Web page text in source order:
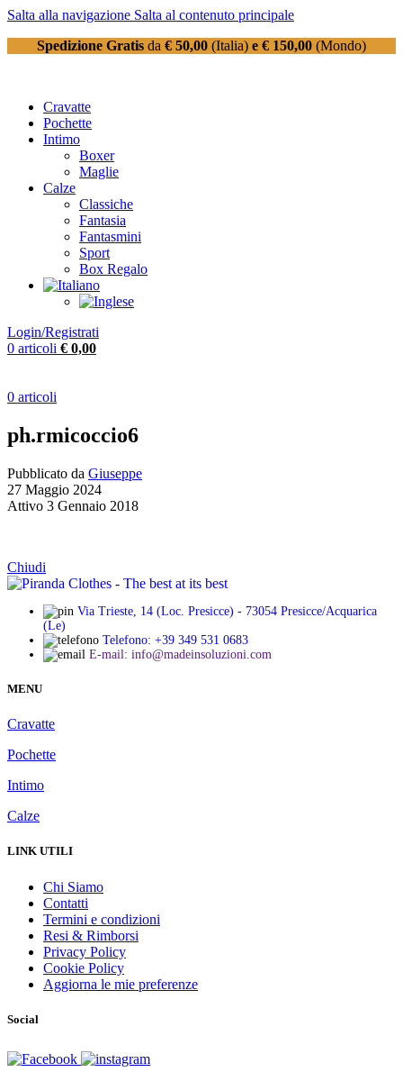
Salta alla navigazione Salta al contenuto principale
Spedizione Gratis da € 50,00 (Italia) e € 150,00 (Mondo)
Cravatte
Pochette
Intimo
Boxer
Maglie
Calze
Classiche
Fantasia
Fantasmini
Sport
Box Regalo
Login/Registrati
0 articoli € 0,00
0 articoli
ph.rmicoccio6
Pubblicato da Giuseppe
27 Maggio 2024
Attivo 3 Gennaio 2018
Chiudi
Via Trieste, 14 (Loc. Presicce) - 73054 Presicce/Acquarica
(Le)
Telefono: +39 349 531 0683
E-mail: info@madeinsoluzioni.com
MENU
Cravatte
Pochette
Intimo
Calze
LINK UTILI
Chi Siamo
Contatti
Termini e condizioni
Resi & Rimborsi
Privacy Policy
Cookie Policy
Aggiorna le mie preferenze
Social